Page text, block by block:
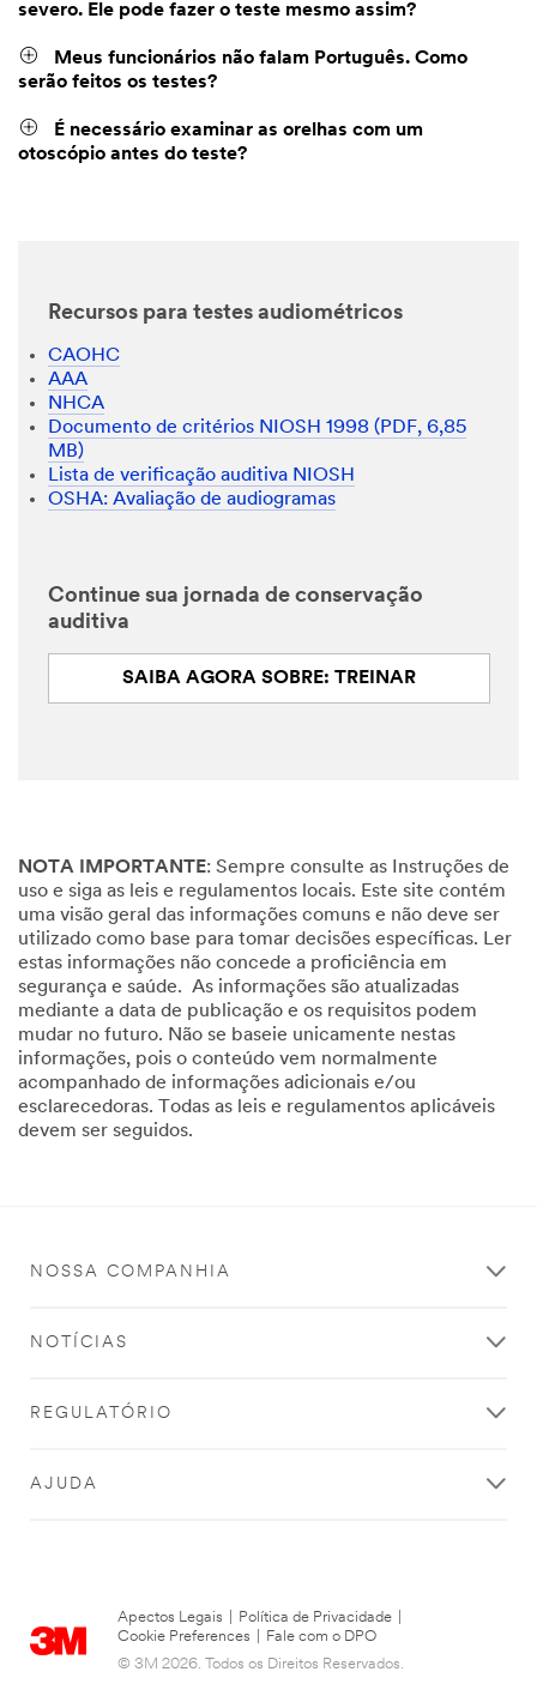
severo. Ele pode fazer o teste mesmo assim?
Meus funcionários não falam Português. Como
serão feitos os testes?
É necessário examinar as orelhas com um
otoscópio antes do teste?
Recursos para testes audiométricos
CAOHC
AAA
NHCA
Documento de critérios NIOSH 1998 (PDF, 6,85
MB)
Lista de verificação auditiva NIOSH
OSHA: Avaliação de audiogramas
Continue sua jornada de conservação
auditiva
SAIBA AGORA SOBRE: TREINAR
NOTA IMPORTANTE: Sempre consulte as Instruções de
uso e siga as leis e regulamentos locais. Este site contém
uma visão geral das informações comuns e não deve ser
utilizado como base para tomar decisões específicas. Ler
estas informações não concede a proficiência em
segurança e saúde. As informações são atualizadas
mediante a data de publicação e os requisitos podem
mudar no futuro. Não se baseie unicamente nestas
informações, pois o conteúdo vem normalmente
acompanhado de informações adicionais e/ou
esclarecedoras. Todas as leis e regulamentos aplicáveis
devem ser seguidos.
NOSSA COMPANHIA
NOTÍCIAS
REGULATÓRIO
AJUDA
Apectos Legais Política de Privacidade
Cookie Preferences
Fale com o DPO
© 3M 2026. Todos os Direitos Reservados.